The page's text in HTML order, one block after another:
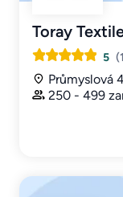
Toray
5
Průmyslová
250 - 499